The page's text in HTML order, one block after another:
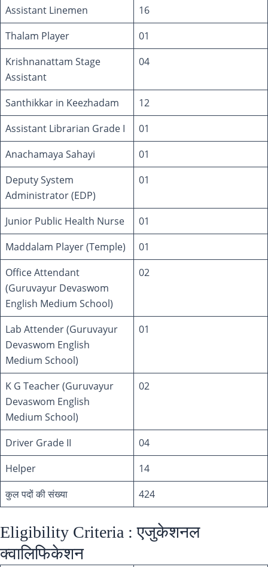
Assistant Linemen
16
Thalam Player
01
Krishnanattam Stage
Assistant
04
Santhikkar in Keezhadam
12
Assistant Librarian Grade I
01
Anachamaya Sahayi
01
Deputy System
Administrator (EDP)
01
Junior Public Health Nurse
01
Maddalam Player (Temple)
01
Office Attendant
(Guruvayur Devaswom
English Medium School)
02
Lab Attender (Guruvayur
Devaswom English
Medium School)
01
K G Teacher (Guruvayur
Devaswom English
Medium School)
02
Driver Grade II
04
Helper
14
कुल पदों की संख्या
424
Eligibility Criteria : एजुकेशनल
क्वालिफिकेशन